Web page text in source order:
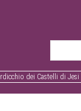
dei Castelli di Jesi